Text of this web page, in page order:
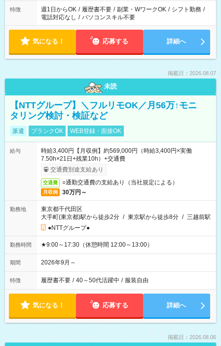
特徴 週1日からOK / 履歴書不要 / 副業・WワークOK / シフト勤務 /
電話対応なし / パソコンスキル不要
気になる！ 応募する 詳細へ
掲載日：2026.08.07
未読
【NTTグループ】＼フルリモOK／月56万↑モニ
タリング検討・検証など
派遣 ブランクOK WEB登録・面接OK
給与
時給3,400円【月収例】約569,000円（時給3,400円×実働
7.50h×21日+残業10h）+交通費
交通費別途支給あり
交通費 ○通勤交通費の支給あり（当社規定による）
月収例 30万円～
勤務地
東京都千代田区
大手町(東京都)駅から徒歩2分 / 東京駅から徒歩8分 / 三越前駅
●NTTグループ●
勤務時間 ★9:00～17:30（休憩時間 12:00～13:00）
期間 2026年9月～
特徴 履歴書不要 / 40～50代活躍中 / 服装自由
気になる！ 応募する 詳細へ
掲載日：2026.08.06